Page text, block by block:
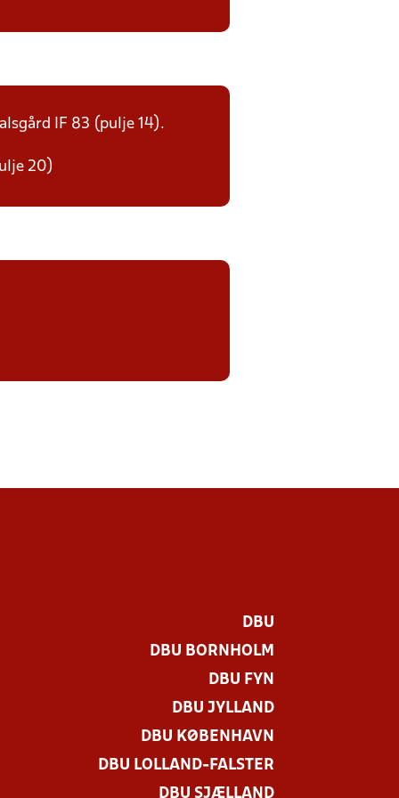
IF 83 (pulje 14).
20)
DBU
DBU BORNHOLM
DBU FYN
DBU JYLLAND
DBU KØBENHAVN
DBU LOLLAND-FALSTER
DBU SJÆLLAND